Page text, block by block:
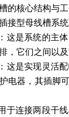
的核心结构与工
接型母线槽系
这是系统的主
，它们之间以
这是实现灵活
电器，其插脚
于连接两段干